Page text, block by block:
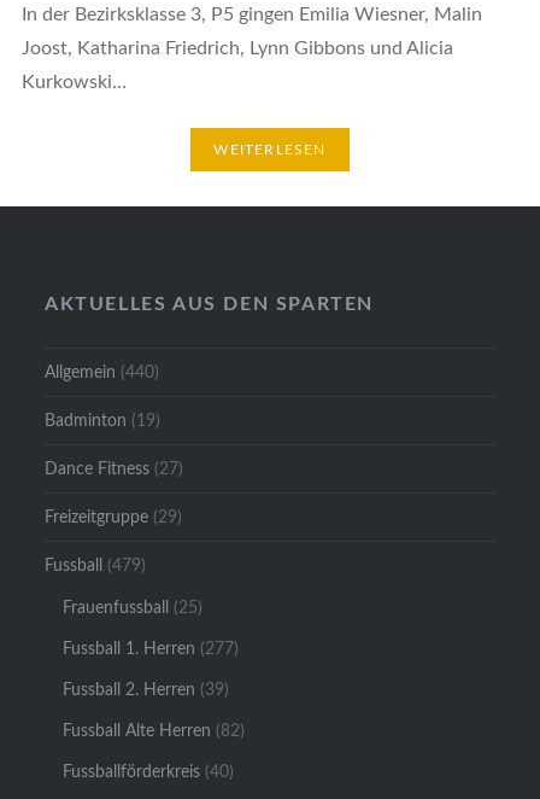
In der Bezirksklasse 3, P5 gingen Emilia Wiesner, Malin
Joost, Katharina Friedrich, Lynn Gibbons und Alicia
Kurkowski…
WEITERLESEN
AKTUELLES AUS DEN SPARTEN
Allgemein (440)
Badminton (19)
Dance Fitness (27)
Freizeitgruppe (29)
Fussball (479)
Frauenfussball (25)
Fussball 1. Herren (277)
Fussball 2. Herren (39)
Fussball Alte Herren (82)
Fussballförderkreis (40)